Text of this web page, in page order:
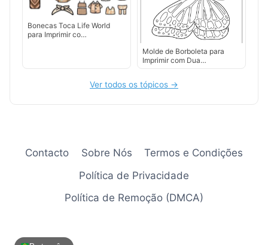
Bonecas Toca Life World
para Imprimir co…
Molde de Borboleta para
Imprimir com Dua…
Ver todos os tópicos →
Contacto Sobre Nós
Termos e Condições
Política de Privacidade
Política de Remoção (DMCA)